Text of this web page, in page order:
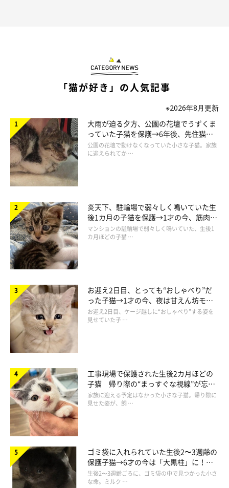
先住猫の八重ちゃん（右）と一緒に寝そべる鈴雨ちゃん（左）
ところが、側溝のフタはとても重く、飼い主さん一人では持ち上
げることができませんでした。夜になって飼い主さん家族が集ま
り、みなで力を合わせて救出を試みることに……。
「最終的に、ほぼ初対面の人たち4、5人の力を借りること
に……。一緒にフタを持ち上げるなどして、2、3時間かけて何と
か保護することができました」
多くの人の助けを得て、保護された鈴雨ちゃん。飼い主さんによ
ると、当初は、里親さんを探そうと考えていたそうですが……？
飼い主さん：
「猫が好き」の人気記事
※2026年8月更新
大雨が迫る夕方、公園の花壇でうずくま
っていた子猫を保護→6年後、先住猫
と“姉妹”のような関係に
公園の花壇で動けなくなっていた小さな子猫。家族
に迎えられてか …
炎天下、駐輪場で弱々しく鳴いていた生
後1カ月の子猫を保護→1才の今、筋肉質
でツンデレなコに成長
マンションの駐輪場で弱々しく鳴いていた、生後1
カ月ほどの子猫 …
お迎え2日目、とっても“おしゃべり”だ
った子猫→1才の今、夜は甘えん坊モー
ドになるコに成長！
お迎え2日目、ケージ越しに“おしゃべり”する姿を
見せていた子 …
工事現場で保護された生後2カ月ほどの
子猫 帰り際の“まっすぐな視線”が忘れ
られず、家族の一員に
家族に迎える予定はなかった小さな子猫。帰り際に
見せた姿が、飼 …
ゴミ袋に入れられていた生後2〜3週齢の
保護子猫→6才の今は「大黒柱」に！
美しい黒猫に成長した姿にグッとくる
生後2〜3週齢ごろに、ゴミ袋の中で見つかった小さ
な命。ミルク …